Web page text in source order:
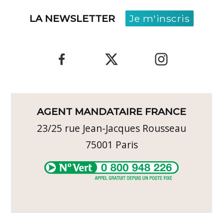
LA NEWSLETTER Je m'inscris
AGENT MANDATAIRE FRANCE
23/25 rue Jean-Jacques Rousseau
75001 Paris